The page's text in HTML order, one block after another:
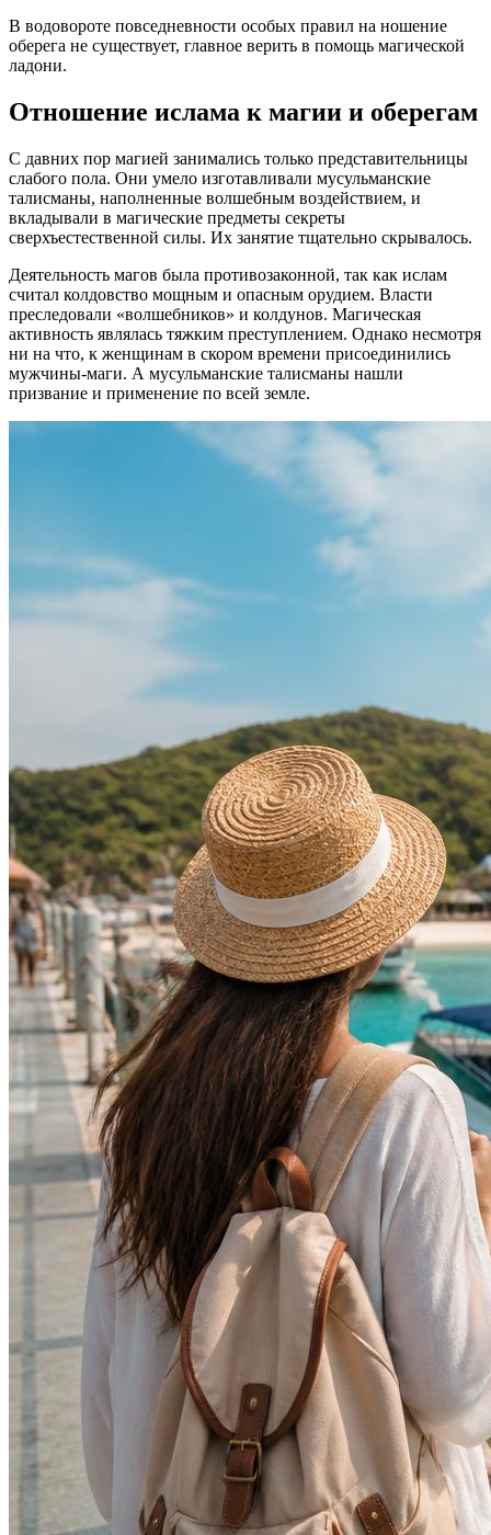
В водовороте повседневности особых правил на ношение
оберега не существует, главное верить в помощь магической
ладони.
Отношение ислама к магии и оберегам
С давних пор магией занимались только представительницы
слабого пола. Они умело изготавливали мусульманские
талисманы, наполненные волшебным воздействием, и
вкладывали в магические предметы секреты
сверхъестественной силы. Их занятие тщательно скрывалось.
Деятельность магов была противозаконной, так как ислам
считал колдовство мощным и опасным орудием. Власти
преследовали «волшебников» и колдунов. Магическая
активность являлась тяжким преступлением. Однако несмотря
ни на что, к женщинам в скором времени присоединились
мужчины-маги. А мусульманские талисманы нашли
призвание и применение по всей земле.